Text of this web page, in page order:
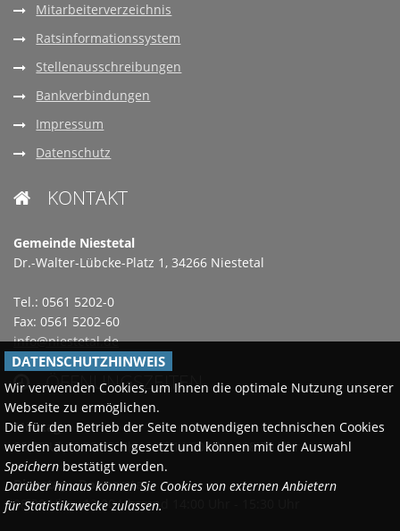
Mitarbeiterverzeichnis
Ratsinformationssystem
Stellenausschreibungen
Bankverbindungen
Impressum
Datenschutz
 KONTAKT
Gemeinde Niestetal
Dr.-Walter-Lübcke-Platz 1, 34266 Niestetal
Tel.: 0561 5202-0
Fax: 0561 5202-60
info@niestetal.de
 ÖFFNUNGSZEITEN
Montags
08:30 Uhr - 12:00 Uhr und 14:00 Uhr - 18:00 Uhr
Dienstag - Donnerstag
08:30 Uhr - 12:00 Uhr und 14:00 Uhr - 15:30 Uhr
DATENSCHUTZHINWEIS
Wir verwenden Cookies, um Ihnen die optimale Nutzung unserer
Webseite zu ermöglichen.
Die für den Betrieb der Seite notwendigen technischen Cookies
werden automatisch gesetzt und können mit der Auswahl
Speichern bestätigt werden.
Darüber hinaus können Sie Cookies von externen Anbietern
für Statistikzwecke zulassen.